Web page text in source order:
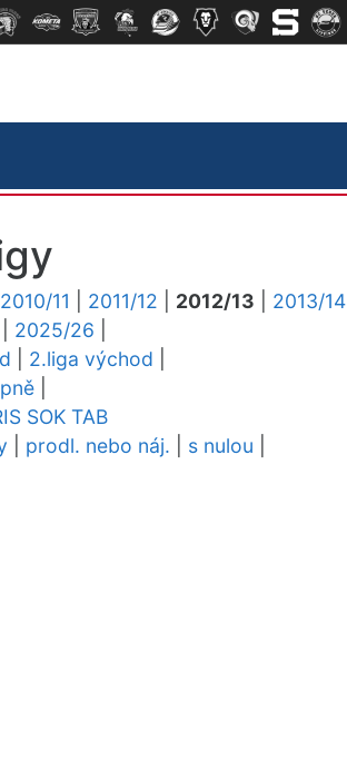
2010/11 2011/12 2012/13 2013/14
2025/26
2.liga východ
SOK TAB
prodl. nebo náj. s nulou